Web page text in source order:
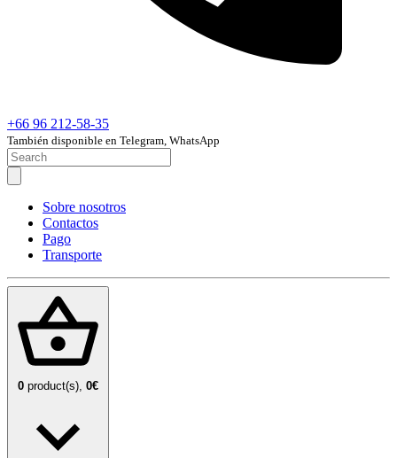
+66 96 212-58-35
También disponible en Telegram, WhatsApp
Sobre nosotros
Contactos
Pago
Transporte
0 product(s), 0€